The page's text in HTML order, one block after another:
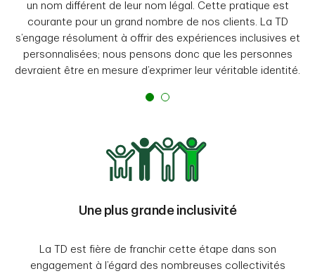
un nom différent de leur nom légal. Cette pratique est
courante pour un grand nombre de nos clients. La TD
s’engage résolument à offrir des expériences inclusives et
personnalisées; nous pensons donc que les personnes
devraient être en mesure d’exprimer leur véritable identité.
Une plus grande inclusivité
La TD est fière de franchir cette étape dans son
engagement à l’égard des nombreuses collectivités